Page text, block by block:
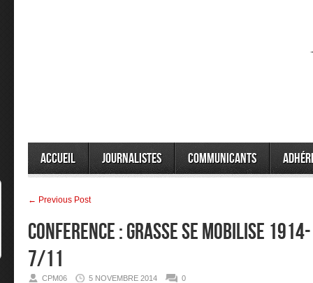
Accueil Journalistes Communicants
← Previous Post
CONFERENCE : GRASSE SE MOBILISE
7/11
CPM06 5 NOVEMBRE 2014 0